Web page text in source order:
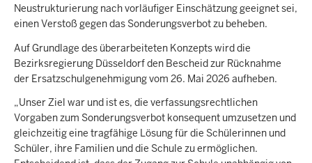
Neustrukturierung nach vorläufiger Einschätzung geeignet sei,
einen Verstoß gegen das Sonderungsverbot zu beheben.
Auf Grundlage des überarbeiteten Konzepts wird die
Bezirksregierung Düsseldorf den Bescheid zur Rücknahme
der Ersatzschulgenehmigung vom 26. Mai 2026 aufheben.
„Unser Ziel war und ist es, die verfassungsrechtlichen
Vorgaben zum Sonderungsverbot konsequent umzusetzen und
gleichzeitig eine tragfähige Lösung für die Schülerinnen und
Schüler, ihre Familien und die Schule zu ermöglichen.